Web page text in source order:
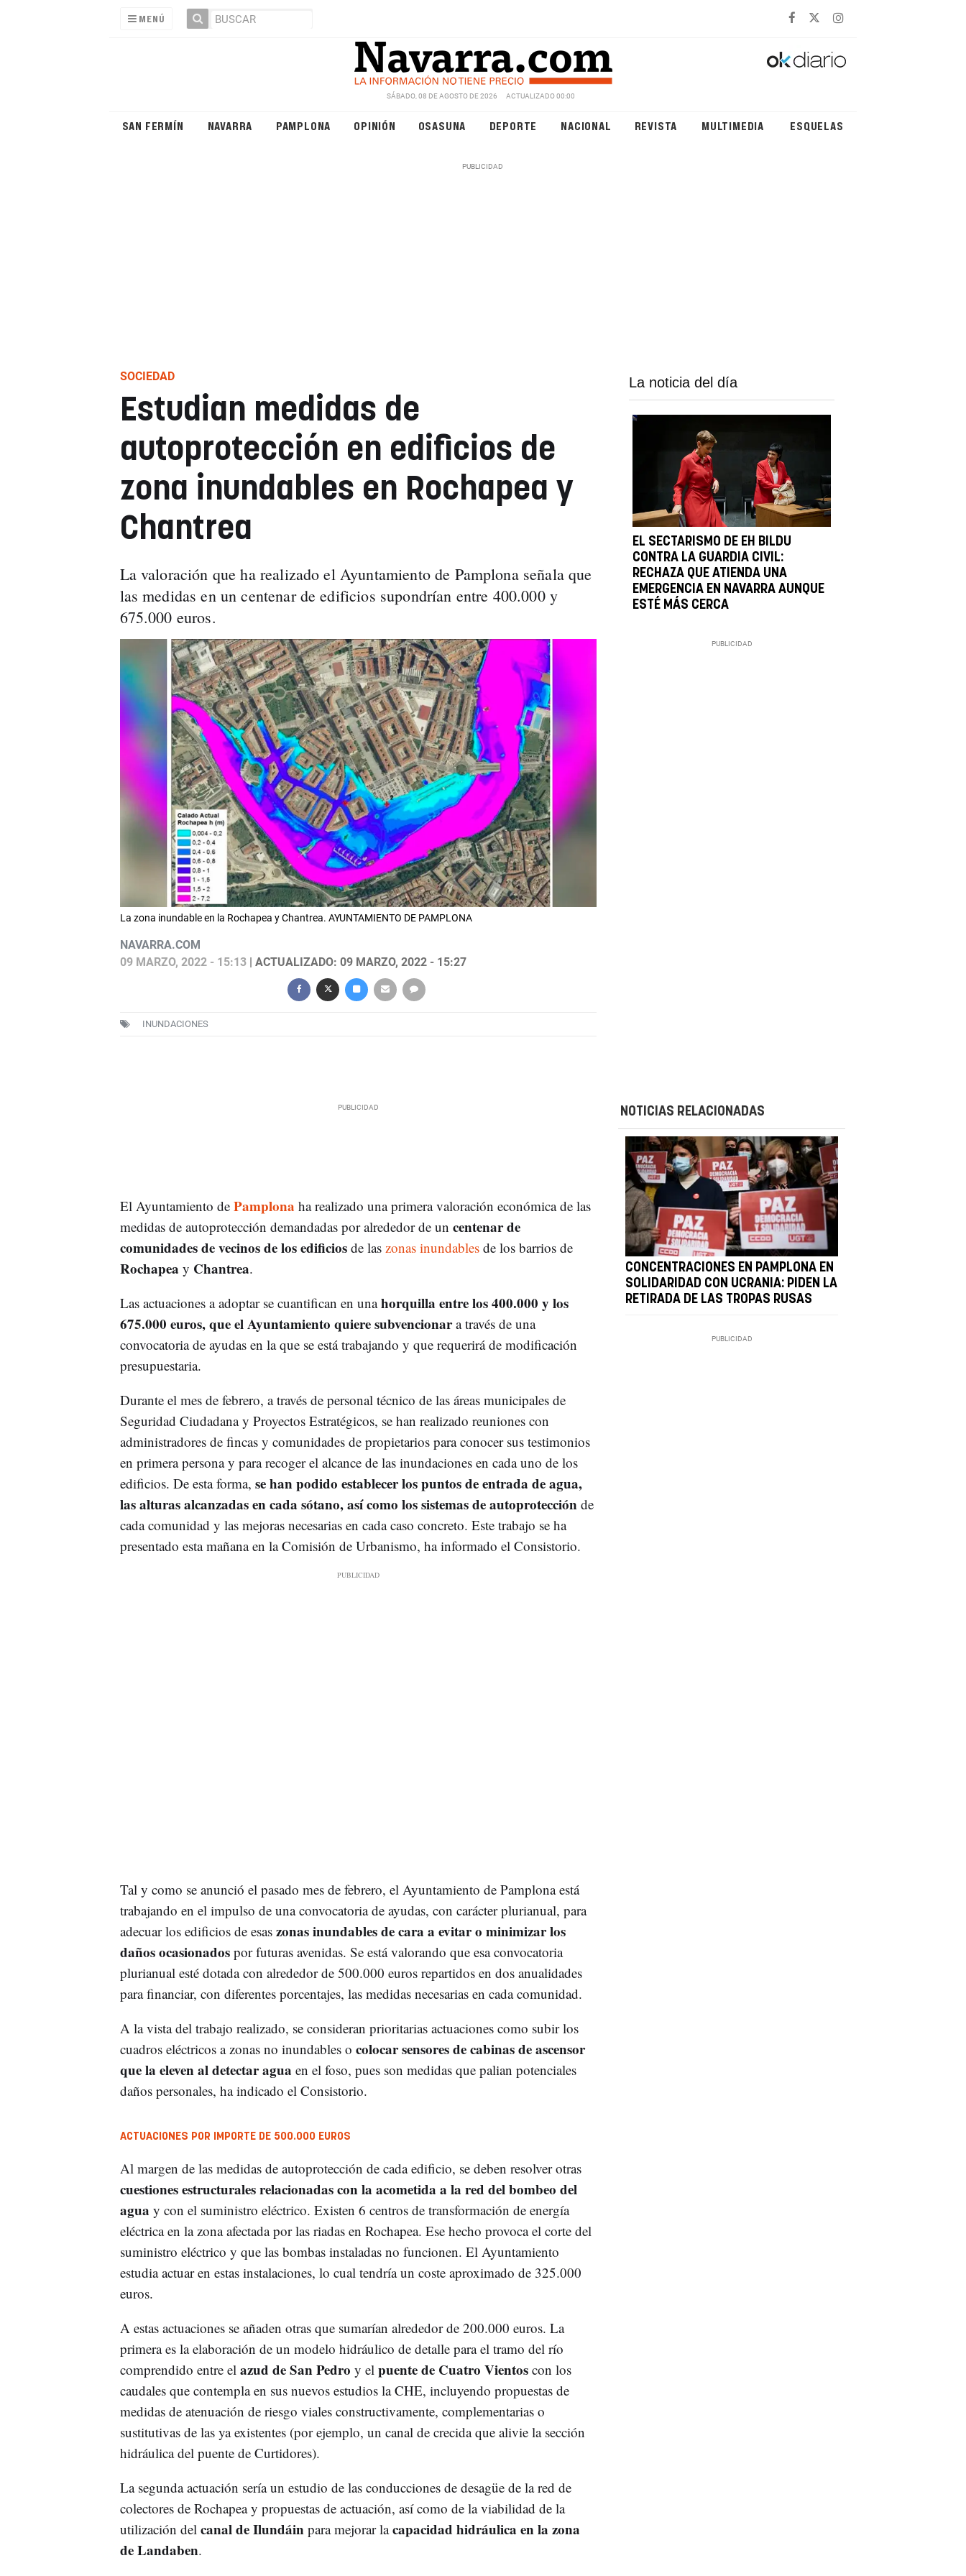
MENÚ
SÁBADO, 08 DE AGOSTO DE 2026 ACTUALIZADO 00:00
SAN FERMÍN NAVARRA PAMPLONA OPINIÓN OSASUNA DEPORTE NACIONAL REVISTA MULTIMEDIA ESQUELAS
SOCIEDAD
Estudian medidas de
autoprotección en edificios de
zona inundables en Rochapea y
Chantrea
La valoración que ha realizado el Ayuntamiento de Pamplona señala que
las medidas en un centenar de edificios supondrían entre 400.000 y
675.000 euros.
La zona inundable en la Rochapea y Chantrea. AYUNTAMIENTO DE PAMPLONA
NAVARRA.COM
09 MARZO, 2022 - 15:13| ACTUALIZADO: 09 MARZO, 2022 - 15:27
INUNDACIONES
La noticia del día
EL SECTARISMO DE EH BILDU
CONTRA LA GUARDIA CIVIL:
RECHAZA QUE ATIENDA UNA
EMERGENCIA EN NAVARRA AUNQUE
ESTÉ MÁS CERCA
El Ayuntamiento de Pamplona ha realizado una primera valoración económica de las
medidas de autoprotección demandadas por alrededor de un centenar de
comunidades de vecinos de los edificiosde las zonas inundablesde los barrios de
Rochapea y Chantrea.
Las actuaciones a adoptar se cuantifican en unahorquilla entre los 400.000 y los
675.000 euros, que el Ayuntamiento quiere subvencionara través de una
convocatoria de ayudas en la que se está trabajando y que requerirá de modificación
presupuestaria.
Durante el mes de febrero, a través de personal técnico de las áreas municipales de
Seguridad Ciudadana y Proyectos Estratégicos, se han realizado reuniones con
administradores de fincas y comunidades de propietarios para conocer sus testimonios
en primera persona y para recoger el alcance de las inundaciones en cada uno de los
edificios. De esta forma, se han podido establecer los puntos de entrada de agua,
las alturas alcanzadas en cada sótano, así como los sistemas de autoprotección de
cada comunidad y las mejoras necesarias en cada caso concreto. Este trabajo se ha
presentado esta mañana en la Comisión de Urbanismo, ha informado el Consistorio.
Tal y como se anunció el pasado mes de febrero, el Ayuntamiento de Pamplona está
trabajando en el impulso de una convocatoria de ayudas, con carácter plurianual, para
adecuar los edificios de esas zonas inundables de cara a evitar o minimizar los
daños ocasionados por futuras avenidas. Se está valorando que esa convocatoria
plurianual esté dotada con alrededor de 500.000 euros repartidos en dos anualidades
para financiar, con diferentes porcentajes, las medidas necesarias en cada comunidad.
A la vista del trabajo realizado, se consideran prioritarias actuaciones como subir los
cuadros eléctricos a zonas no inundables o colocar sensores de cabinas de ascensor
que la eleven al detectar agua en el foso, pues son medidas que palian potenciales
daños personales, ha indicado el Consistorio.
ACTUACIONES POR IMPORTE DE 500.000 EUROS
Al margen de las medidas de autoprotección de cada edificio, se deben resolver otras
cuestiones estructurales relacionadas con la acometida a la red del bombeo del
agua y con el suministro eléctrico. Existen 6 centros de transformación de energía
eléctrica en la zona afectada por las riadas en Rochapea. Ese hecho provoca el corte del
suministro eléctrico y que las bombas instaladas no funcionen. El Ayuntamiento
estudia actuar en estas instalaciones, lo cual tendría un coste aproximado de 325.000
euros.
A estas actuaciones se añaden otras que sumarían alrededor de 200.000 euros. La
primera es la elaboración de un modelo hidráulico de detalle para el tramo del río
comprendido entre el azud de San Pedro y el puente de Cuatro Vientoscon los
caudales que contempla en sus nuevos estudios la CHE, incluyendo propuestas de
medidas de atenuación de riesgo viales constructivamente, complementarias o
sustitutivas de las ya existentes (por ejemplo, un canal de crecida que alivie la sección
hidráulica del puente de Curtidores).
La segunda actuación sería un estudio de las conducciones de desagüe de la red de
colectores de Rochapea y propuestas de actuación, así como de la viabilidad de la
utilización del canal de Ilundáin para mejorar lacapacidad hidráulica en la zona
de Landaben.
NOTICIAS RELACIONADAS
CONCENTRACIONES EN PAMPLONA EN
SOLIDARIDAD CON UCRANIA: PIDEN LA
RETIRADA DE LAS TROPAS RUSAS